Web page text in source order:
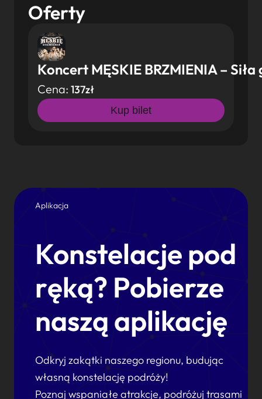
Oferty
Koncert MĘSKIE BRZMIENIA –
Cena: 137zł
Kup bilet
Aplikacja
Konstelacje pod
ręką? Pobierze
naszą aplikację
Odkryj zakątki naszego regionu, budując
własną konstelację podróży!
Poznaj wspaniałe atrakcje, podróżuj trasami